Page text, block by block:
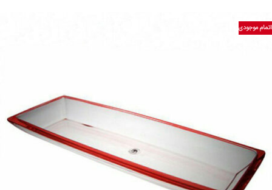
اتمام موجودی